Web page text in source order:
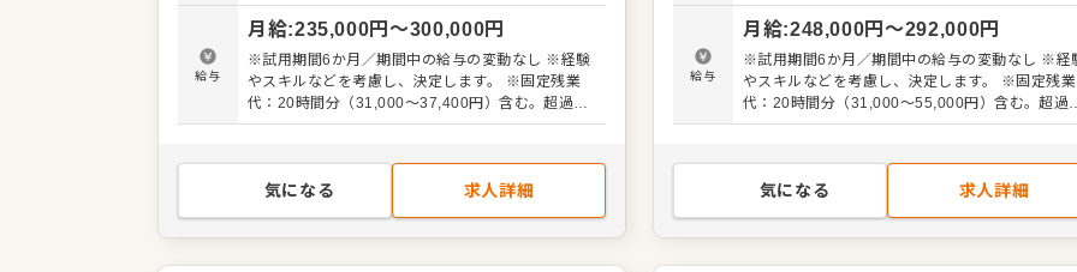
ッチンの管理業務 ・まかないづくり ・後輩スタッ
フやアルバイトスタッフの教育 ・洗浄や清掃など
衛生管理 ・料理長の補助 ・新メニュー提案 など 入
社後はスキルに合わせた業務からお任せしますの
で、徐々に仕事の幅を広げていきましょう。成長を
アップなどもめざせます。
給与
月給:235,000円〜300,000円
※試用期間6か月／期間中の給与の変動なし ※経験
やスキルなどを考慮し、決定します。 ※固定残業
代：20時間分（31,000～37,400円）含む。超過分
別途支給
気になる 求人詳細
す。 【具体的には…】 ・お席へのご案内、オーダ
ーテイク、レジ対応など接客全般 ・ドリンク作り
提供 ・テーブルの片づけ、清掃 ・予約管理、電
対応 など 入社後はスキルに合わせた業務からお
任せしますので、徐々に仕事の幅を広げていきま
くはステップアップなどもめざせます。
給与
月給:248,000円〜292,000円
※試用期間6か月／期間中の給与の変動なし ※経
やスキルなどを考慮し、決定します。 ※固定残業
代：20時間分（31,000～55,000円）含む。超過
別途支給
気になる 求人詳細